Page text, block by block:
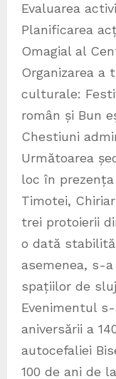
Evaluarea
Planificarea
Omagial al
Organizarea a
culturale:
român și Bun
Chestiuni
Următoarea
loc în
Timotei,
trei protoierii
o dată
asemenea, s-
spațiilor de
Evenimentul
aniversării a
autocefaliei
100 de ani de